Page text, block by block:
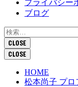
プライバシー
ブログ
検
索:CLOSE
CLOSE
HOME
松本尚子 プロ